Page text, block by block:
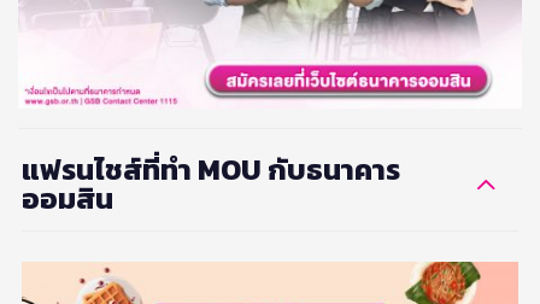
แฟรนไชส์ที่ทำ MOU กับธนาคาร
ออมสิน